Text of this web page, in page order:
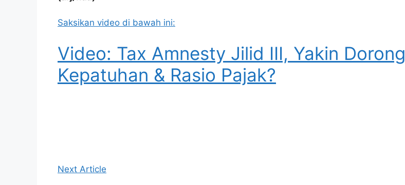
Saksikan video di bawah ini:
Video: Tax Amnesty Jilid III, Yakin Dorong
Kepatuhan & Rasio Pajak?
Next Article